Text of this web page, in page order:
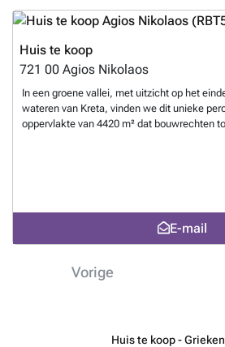
er veel privacy is. Bovendien liggen
op korte rijafstand.
Meer weten?
Huis te koop
721 00 Agios Nikolaos
In een groene vallei, met uitzicht op het
wateren van Kreta, vinden we dit unieke
oppervlakte van 4420 m² dat bouwrechten
luchthaven van Heraklion ligt op 65 km
E-mail
Vorige
Huis te koop -